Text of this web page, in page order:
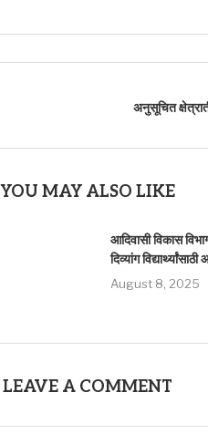
अनुसूचित
YOU MAY ALSO LIKE
आदिवासी विकास
दिव्यांग
August 8, 2025
LEAVE A COMMENT